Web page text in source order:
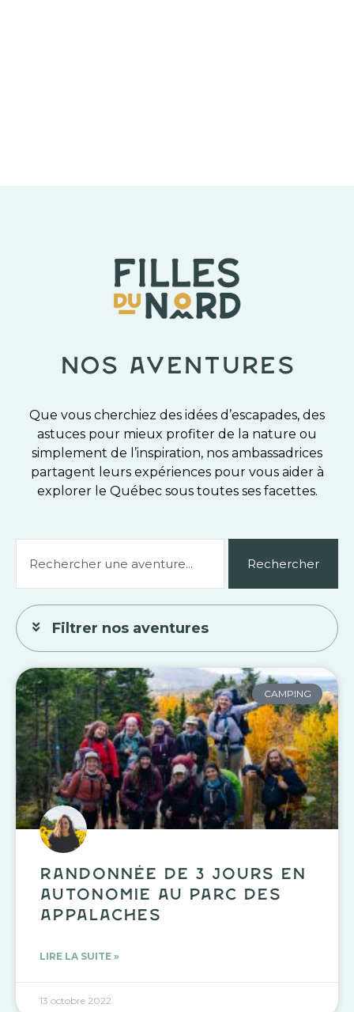
Nos aventures
Que vous cherchiez des idées d’escapades, des
astuces pour mieux profiter de la nature ou
simplement de l’inspiration, nos ambassadrices
partagent leurs expériences pour vous aider à
explorer le Québec sous toutes ses facettes.
Rechercher
Filtrer nos aventures
CAMPING
Randonnée de 3 jours en
autonomie au Parc des
Appalaches
LIRE LA SUITE »
13 octobre 2022